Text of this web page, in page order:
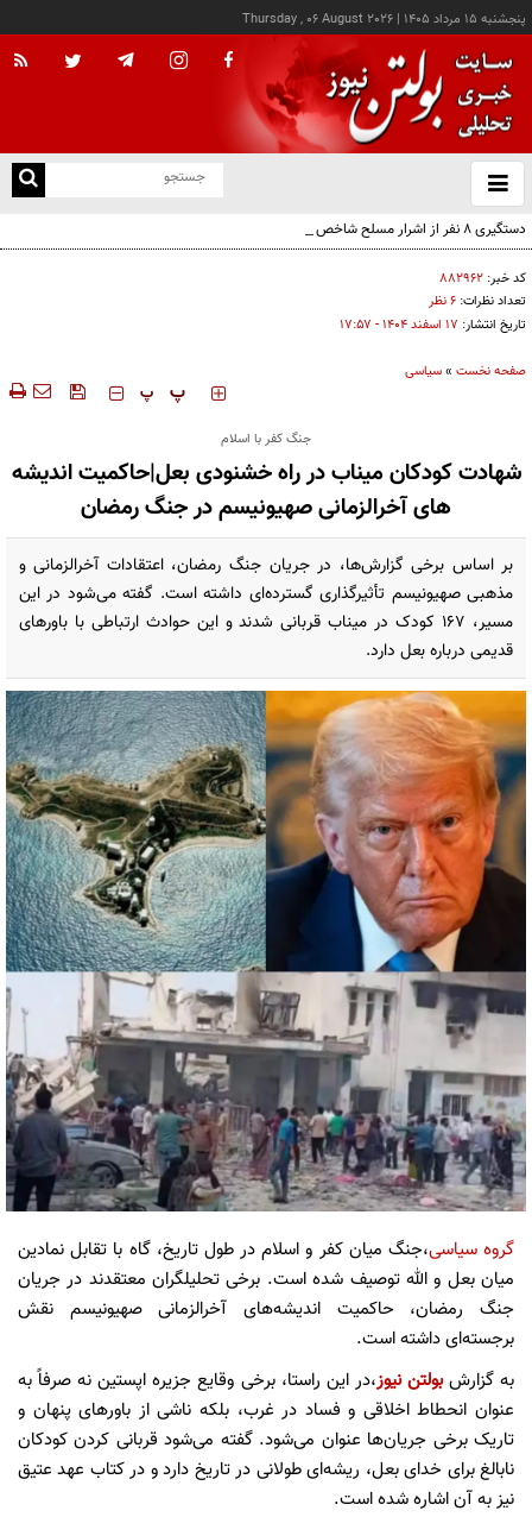
پنجشنبه ۱۵ مرداد ۱۴۰۵ |
Thursday , 06 August 2026
باز
و
دستگیری ۸ نفر از اشرار مسلح شاخص و مرتبطین گروهک‌های تروریستی
کد خبر: ۸۸۲۹۶۲
تعداد نظرات: ۶ نظر
تاریخ انتشار: ۱۷ اسفند ۱۴۰۴ - ۱۷:۵۷
صفحه نخست »سیاسی
‍‍‍ پ پ
جنگ کفر با اسلام
شهادت کودکان میناب در راه خشنودی بعل|حاکمیت اندیشه
های آخرالزمانی صهیونیسم در جنگ رمضان
بر اساس برخی گزارش‌ها، در جریان جنگ رمضان، اعتقادات آخرالزمانی و
مذهبی صهیونیسم تأثیرگذاری گسترده‌ای داشته است. گفته می‌شود در این
مسیر، ۱۶۷ کودک در میناب قربانی شدند و این حوادث ارتباطی با باورهای
قدیمی درباره بعل دارد.
گروه سیاسی،جنگ میان کفر و اسلام در طول تاریخ، گاه با تقابل نمادین
میان بعل و الله توصیف شده است. برخی تحلیلگران معتقدند در جریان
جنگ رمضان، حاکمیت اندیشه‌های آخرالزمانی صهیونیسم نقش
برجسته‌ای داشته است.
به گزارشبولتن نیوز،در این راستا، برخی وقایع جزیره اپستین نه صرفاً به
عنوان انحطاط اخلاقی و فساد در غرب، بلکه ناشی از باورهای پنهان و
تاریک برخی جریان‌ها عنوان می‌شود. گفته می‌شود قربانی کردن کودکان
نابالغ برای خدای بعل، ریشه‌ای طولانی در تاریخ دارد و در کتاب عهد عتیق
نیز به آن اشاره شده است.